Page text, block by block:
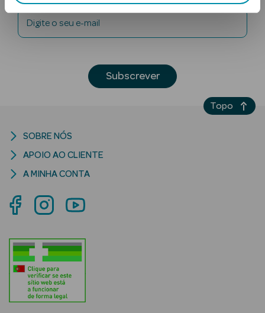
Corpo
Rosto
Lábios
Criança
Digite o seu e-mail
Subscrever
SOBRE NÓS
APOIO AO CLIENTE
A MINHA CONTA
Topo